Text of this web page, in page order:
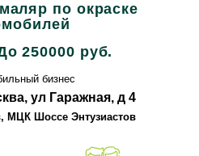
по окраске
250000 руб.
бизнес
ул Гаражная, д 4
МЦК Шоссе Энтузиастов